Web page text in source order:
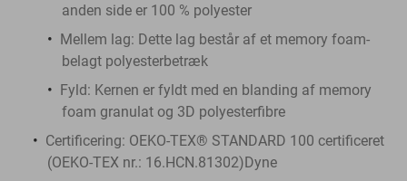
anden side er 100 % polyester
Mellem lag: Dette lag består af et memory foam-
belagt polyesterbetræk
Fyld: Kernen er fyldt med en blanding af memory
foam granulat og 3D polyesterfibre
Certificering: OEKO-TEX® STANDARD 100 certificeret
(OEKO-TEX nr.: 16.HCN.81302)Dyne